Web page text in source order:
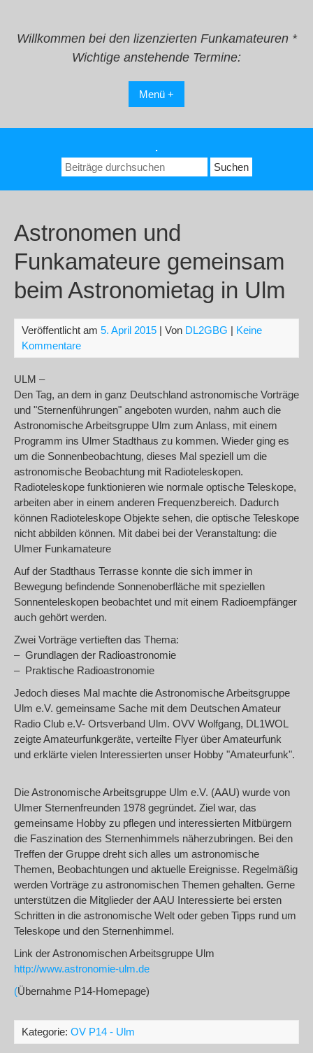
springenWillkommen bei den lizenzierten Funkamateuren *
Wichtige anstehende Termine:
Menü +
.
Suchen
nach:
Astronomen und
Funkamateure gemeinsam
beim Astronomietag in Ulm
Veröffentlicht am 5. April 2015 | Von DL2GBG | Keine
Kommentare
ULM –
Den Tag, an dem in ganz Deutschland astronomische Vorträge
und "Sternenführungen" angeboten wurden, nahm auch die
Astronomische Arbeitsgruppe Ulm zum Anlass, mit einem
Programm ins Ulmer Stadthaus zu kommen. Wieder ging es
um die Sonnenbeobachtung, dieses Mal speziell um die
astronomische Beobachtung mit Radioteleskopen.
Radioteleskope funktionieren wie normale optische Teleskope,
arbeiten aber in einem anderen Frequenzbereich. Dadurch
können Radioteleskope Objekte sehen, die optische Teleskope
nicht abbilden können. Mit dabei bei der Veranstaltung: die
Ulmer Funkamateure
Auf der Stadthaus Terrasse konnte die sich immer in
Bewegung befindende Sonnenoberfläche mit speziellen
Sonnenteleskopen beobachtet und mit einem Radioempfänger
auch gehört werden.
Zwei Vorträge vertieften das Thema:
– Grundlagen der Radioastronomie
– Praktische Radioastronomie
Jedoch dieses Mal machte die Astronomische Arbeitsgruppe
Ulm e.V. gemeinsame Sache mit dem Deutschen Amateur
Radio Club e.V- Ortsverband Ulm. OVV Wolfgang, DL1WOL
zeigte Amateurfunkgeräte, verteilte Flyer über Amateurfunk
und erklärte vielen Interessierten unser Hobby "Amateurfunk".
Die Astronomische Arbeitsgruppe Ulm e.V. (AAU) wurde von
Ulmer Sternenfreunden 1978 gegründet. Ziel war, das
gemeinsame Hobby zu pflegen und interessierten Mitbürgern
die Faszination des Sternenhimmels näherzubringen. Bei den
Treffen der Gruppe dreht sich alles um astronomische
Themen, Beobachtungen und aktuelle Ereignisse. Regelmäßig
werden Vorträge zu astronomischen Themen gehalten. Gerne
unterstützen die Mitglieder der AAU Interessierte bei ersten
Schritten in die astronomische Welt oder geben Tipps rund um
Teleskope und den Sternenhimmel.
Link der Astronomischen Arbeitsgruppe Ulm
http://www.astronomie-ulm.de
(Übernahme P14-Homepage)
Kategorie: OV P14 - Ulm